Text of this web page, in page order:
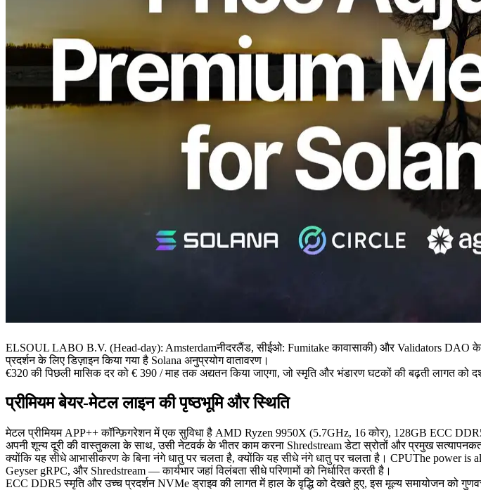
ELSOUL LABO B.V. (Head-day): Amsterdamनीदरलैंड, सीईओ: Fumitake कावासाकी) और Validators DAO के
प्रदर्शन के लिए डिज़ाइन किया गया है Solana अनुप्रयोग वातावरण।
€320 की पिछली मासिक दर को € 390 / माह तक अद्यतन किया जाएगा, जो स्मृति और भंडारण घटकों की बढ़ती लागत को
प्रीमियम बेयर-मेटल लाइन की पृष्ठभूमि और स्थिति
मेटल प्रीमियम APP++ कॉन्फ़िगरेशन में एक सुविधा है AMD Ryzen 9950X (5.7GHz, 16 कोर), 128GB ECC
अपनी शून्य दूरी की वास्तुकला के साथ, उसी नेटवर्क के भीतर काम करना Shredstream डेटा स्रोतों और प्रमुख
क्योंकि यह सीधे आभासीकरण के बिना नंगे धातु पर चलता है, क्योंकि यह सीधे नंगे धातु पर चलता है। CPUThe power is
Geyser gRPC, और Shredstream — कार्यभार जहां विलंबता सीधे परिणामों को निर्धारित करती है।
ECC DDR5 स्मृति और उच्च प्रदर्शन NVMe ड्राइव की लागत में हाल के वृद्धि को देखते हुए, इस मूल्य समायोजन को